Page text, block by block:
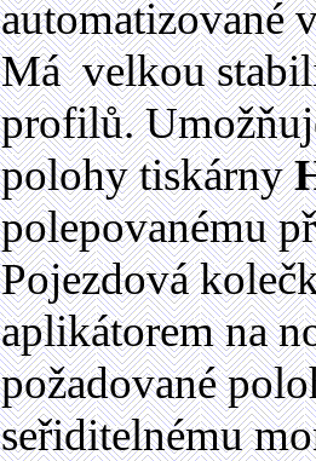
automatizované
Má velkou
profilů.
polohy tiskárny
polepovanému
Pojezdová
aplikátorem na
požadované
seřiditelnému